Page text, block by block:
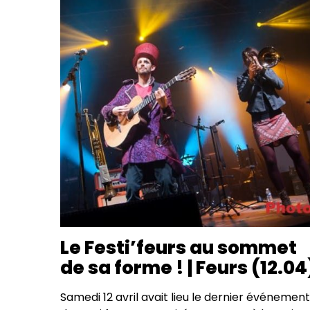
Le Festi’feurs au sommet
de sa forme ! | Feurs
Samedi 12 avril avait lieu le dernier événement